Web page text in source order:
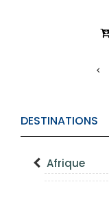
DESTINATIONS
Afrique